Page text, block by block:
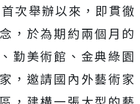
次舉辦以來，即貫徹
，於為期約兩個月的
勤美術館、金典綠園
，邀請國內外藝術家